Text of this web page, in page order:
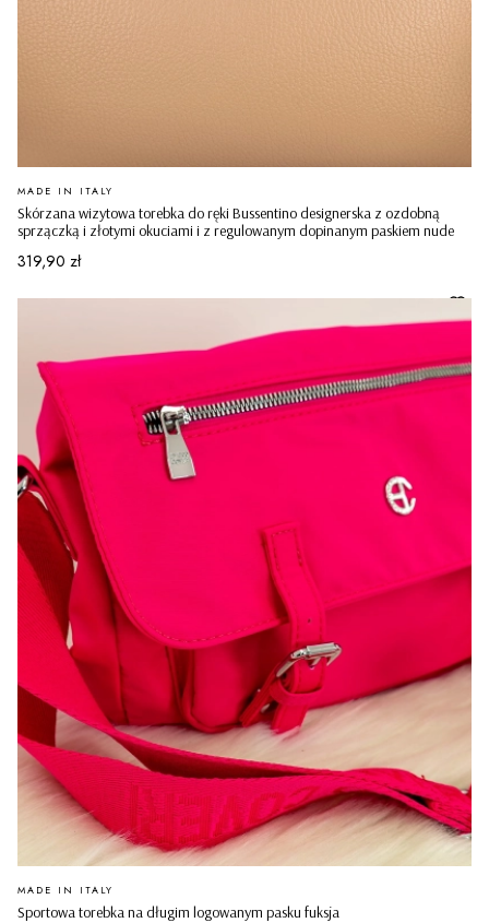
Skórzana wizytowa torebka do ręki Bussentino designerska z ozdobną
sprzączką i złotymi okuciami i z regulowanym dopinanym paskiem nude
PRODUCENT
MADE IN ITALY
Cena
319,90 zł
Sportowa torebka na długim logowanym pasku fuksja
PRODUCENT
MADE IN ITALY